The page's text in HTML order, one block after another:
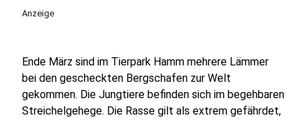
Anzeige
Ende März sind im Tierpark Hamm mehrere Lämmer
bei den gescheckten Bergschafen zur Welt
gekommen. Die Jungtiere befinden sich im begehbaren
Streichelgehege. Die Rasse gilt als extrem gefährdet,